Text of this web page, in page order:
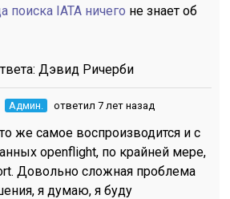
поиска IATA ничего не знает об
Дэвид Ричерби
Админ. ответил 7 лет назад
же самое воспроизводится и с
openflight, по крайней мере,
Довольно сложная проблема
я думаю, я буду